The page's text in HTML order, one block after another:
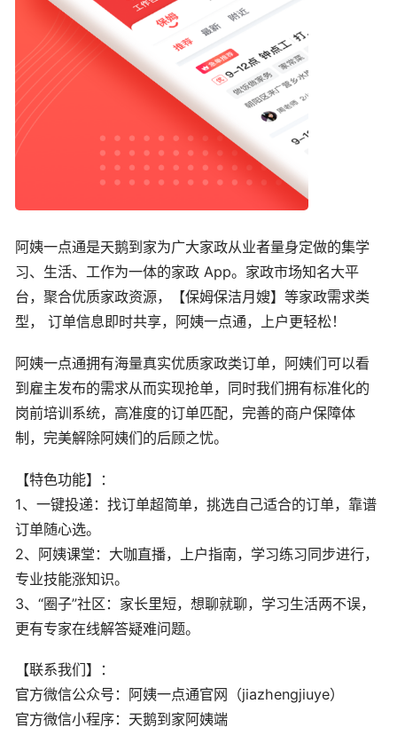
阿姨一点通是天鹅到家为广大家政从业者量身定做的集学
习、生活、工作为一体的家政 App。家政市场知名大平
台，聚合优质家政资源，【保姆保洁月嫂】等家政需求类
型， 订单信息即时共享，阿姨一点通，上户更轻松！
阿姨一点通拥有海量真实优质家政类订单，阿姨们可以看
到雇主发布的需求从而实现抢单，同时我们拥有标准化的
岗前培训系统，高准度的订单匹配，完善的商户保障体
制，完美解除阿姨们的后顾之忧。
【特色功能】：
1、一键投递：找订单超简单，挑选自己适合的订单，靠谱
订单随心选。
2、阿姨课堂：大咖直播，上户指南，学习练习同步进行，
专业技能涨知识。
3、“圈子”社区：家长里短，想聊就聊，学习生活两不误，
更有专家在线解答疑难问题。
【联系我们】：
官方微信公众号：阿姨一点通官网（jiazhengjiuye）
官方微信小程序：天鹅到家阿姨端